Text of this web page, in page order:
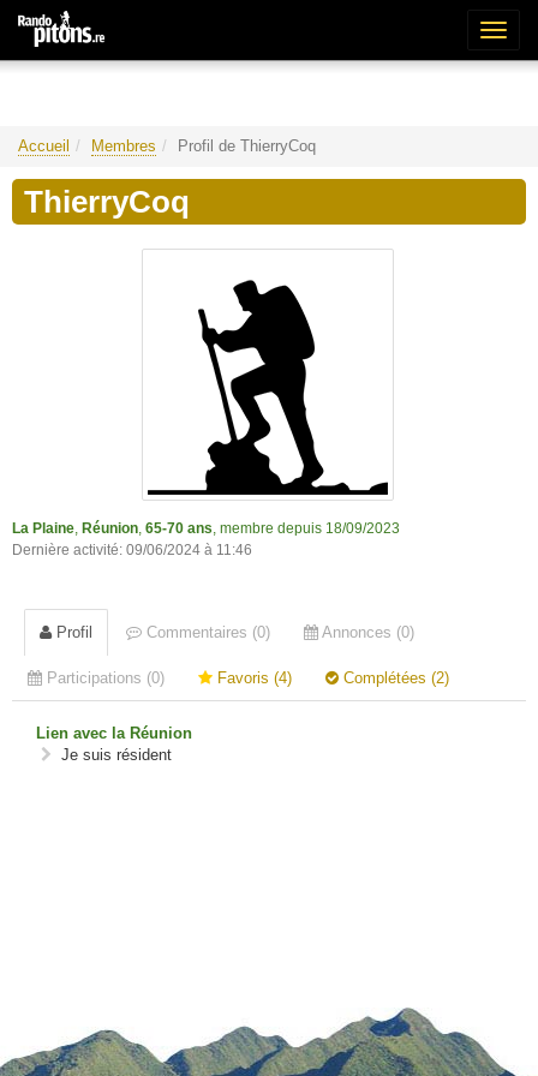
Accueil Membres Profil de ThierryCoq
ThierryCoq
La Plaine Réunion 65-70 ans , membre depuis 18/09/2023
Dernière activité: 09/06/2024 à 11:46
Profil Commentaires (0) Annonces (0)
Participations (0) Favoris (4) Complétées (2)
Lien avec la Réunion
Je suis résident